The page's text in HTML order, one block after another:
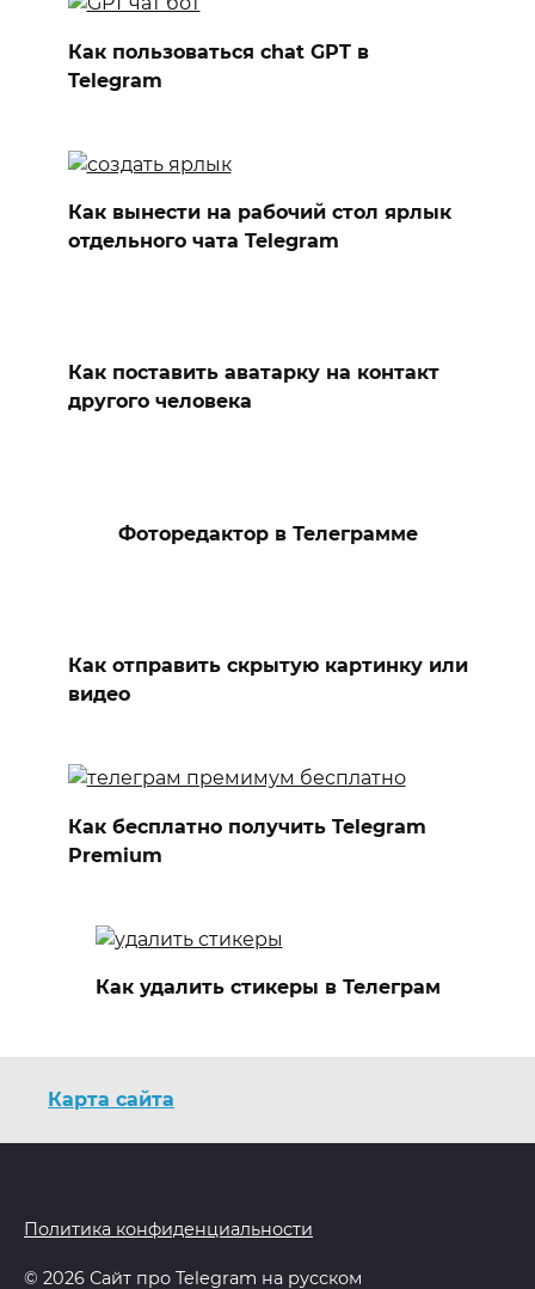
Как пользоваться chat GPT в
Telegram
Как вынести на рабочий стол ярлык
отдельного чата Telegram
Как поставить аватарку на контакт
другого человека
Фоторедактор в Телеграмме
Как отправить скрытую картинку или
видео
Как бесплатно получить Telegram
Premium
Как удалить стикеры в Телеграм
Карта сайта
Политика конфиденциальности
© 2026 Сайт про Telegram на русском